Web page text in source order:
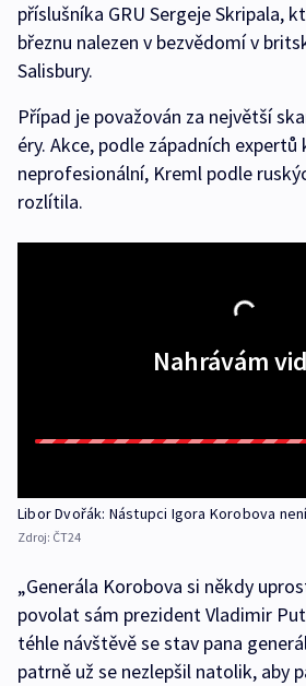
příslušníka GRU Sergeje Skripala,
březnu nalezen v bezvědomí v
Salisbury.
Případ je považován za největší
éry. Akce, podle západních expertů
neprofesionální, Kreml podle
rozlítila.
Nahrávám
Libor Dvořák: Nástupci Igora Korobova
Zdroj: ČT24
„Generála Korobova si někdy
povolat sám prezident Vladimir
téhle návštěvě se stav pana
patrně už se nezlepšil natolik, aby